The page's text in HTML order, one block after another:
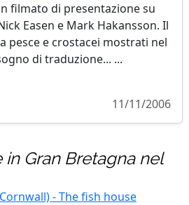
filmato di presentazione su
Easen e Mark Hakansson. Il
pesce e crostacei mostrati nel
di traduzione... ...
11/11/2006
Gran Bretagnanel
- The fish house